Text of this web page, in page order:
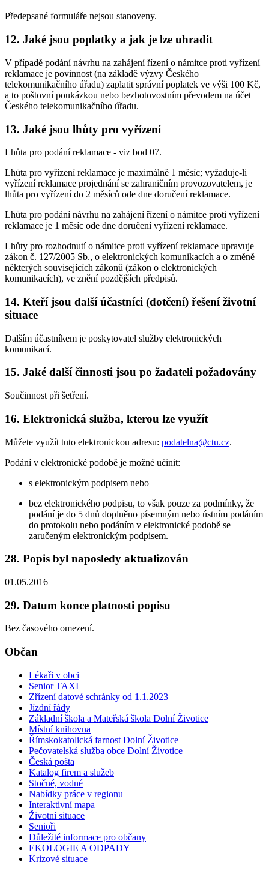
Předepsané formuláře nejsou stanoveny.
12. Jaké jsou poplatky a jak je lze uhradit
V případě podání návrhu na zahájení řízení o námitce proti vyřízení
reklamace je povinnost (na základě výzvy Českého
telekomunikačního úřadu) zaplatit správní poplatek ve výši 100 Kč,
a to poštovní poukázkou nebo bezhotovostním převodem na účet
Českého telekomunikačního úřadu.
13. Jaké jsou lhůty pro vyřízení
Lhůta pro podání reklamace - viz bod 07.
Lhůta pro vyřízení reklamace je maximálně 1 měsíc; vyžaduje-li
vyřízení reklamace projednání se zahraničním provozovatelem, je
lhůta pro vyřízení do 2 měsíců ode dne doručení reklamace.
Lhůta pro podání návrhu na zahájení řízení o námitce proti vyřízení
reklamace je 1 měsíc ode dne doručení vyřízení reklamace.
Lhůty pro rozhodnutí o námitce proti vyřízení reklamace upravuje
zákon č. 127/2005 Sb., o elektronických komunikacích a o změně
některých souvisejících zákonů (zákon o elektronických
komunikacích), ve znění pozdějších předpisů.
14. Kteří jsou další účastníci (dotčení) řešení životní
situace
Dalším účastníkem je poskytovatel služby elektronických
komunikací.
15. Jaké další činnosti jsou po žadateli požadovány
Součinnost při šetření.
16. Elektronická služba, kterou lze využít
Můžete využít tuto elektronickou adresu: podatelna@ctu.cz.
Podání v elektronické podobě je možné učinit:
s elektronickým podpisem nebo
bez elektronického podpisu, to však pouze za podmínky, že
podání je do 5 dnů doplněno písemným nebo ústním podáním
do protokolu nebo podáním v elektronické podobě se
zaručeným elektronickým podpisem.
28. Popis byl naposledy aktualizován
01.05.2016
29. Datum konce platnosti popisu
Bez časového omezení.
Občan
Lékaři v obci
Senior TAXI
Zřízení datové schránky od 1.1.2023
Jízdní řády
Základní škola a Mateřská škola Dolní Životice
Místní knihovna
Římskokatolická farnost Dolní Životice
Pečovatelská služba obce Dolní Životice
Česká pošta
Katalog firem a služeb
Stočné, vodné
Nabídky práce v regionu
Interaktivní mapa
Životní situace
Senioři
Důležité informace pro občany
EKOLOGIE A ODPADY
Krizové situace